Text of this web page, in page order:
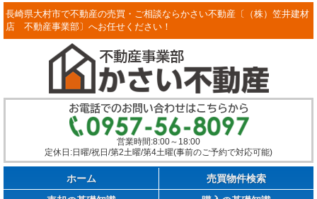
長崎県大村市で不動産の売買・ご相談ならかさい不動産〔（株）笠井建材
店 不動産事業部〕へお任せください！
営業時間:8:00～18:00
定休日:日曜/祝日/第2土曜/第4土曜(事前のご予約で対応可能)
ホーム
売買物件検索